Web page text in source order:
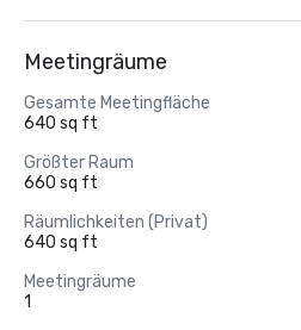
Meetingräume
Gesamte Meetingfläche
640 sq ft
Größter Raum
660 sq ft
Räumlichkeiten (Privat)
640 sq ft
Meetingräume
1